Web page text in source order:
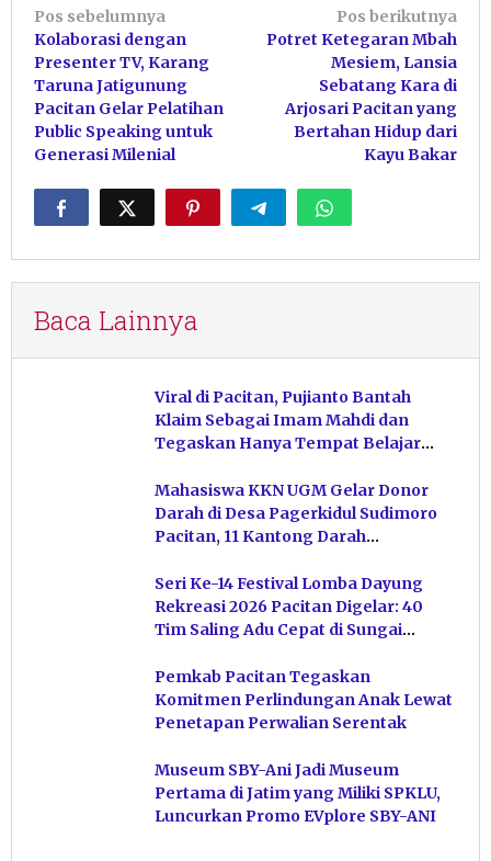
Navigasi
pos
Pos sebelumnya
Kolaborasi dengan
Presenter TV, Karang
Taruna Jatigunung
Pacitan Gelar Pelatihan
Public Speaking untuk
Generasi Milenial
Pos berikutnya
Potret Ketegaran Mbah
Mesiem, Lansia
Sebatang Kara di
Arjosari Pacitan yang
Bertahan Hidup dari
Kayu Bakar
Baca Lainnya
Viral di Pacitan, Pujianto Bantah
Klaim Sebagai Imam Mahdi dan
Tegaskan Hanya Tempat Belajar
Mahasiswa KKN UGM Gelar Donor
Darah di Desa Pagerkidul Sudimoro
Pacitan, 11 Kantong Darah
Seri Ke-14 Festival Lomba Dayung
Rekreasi 2026 Pacitan Digelar: 40
Tim Saling Adu Cepat di Sungai
Pemkab Pacitan Tegaskan
Komitmen Perlindungan Anak Lewat
Penetapan Perwalian Serentak
Museum SBY-Ani Jadi Museum
Pertama di Jatim yang Miliki SPKLU,
Luncurkan Promo EVplore SBY-ANI